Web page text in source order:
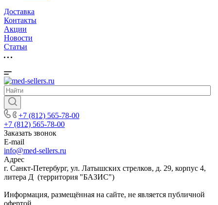
Доставка
Контакты
Акции
Новости
Cтатьи
+7 (812) 565-78-00
+7 (812) 565-78-00
Заказать звонок
E-mail
info@med-sellers.ru
Адрес
г. Санкт-Петербург, ул. Латышских стрелков, д. 29, корпус 4,
литера Д (территория "БАЗИС")
Информация, размещённая на сайте, не является публичной
офертой